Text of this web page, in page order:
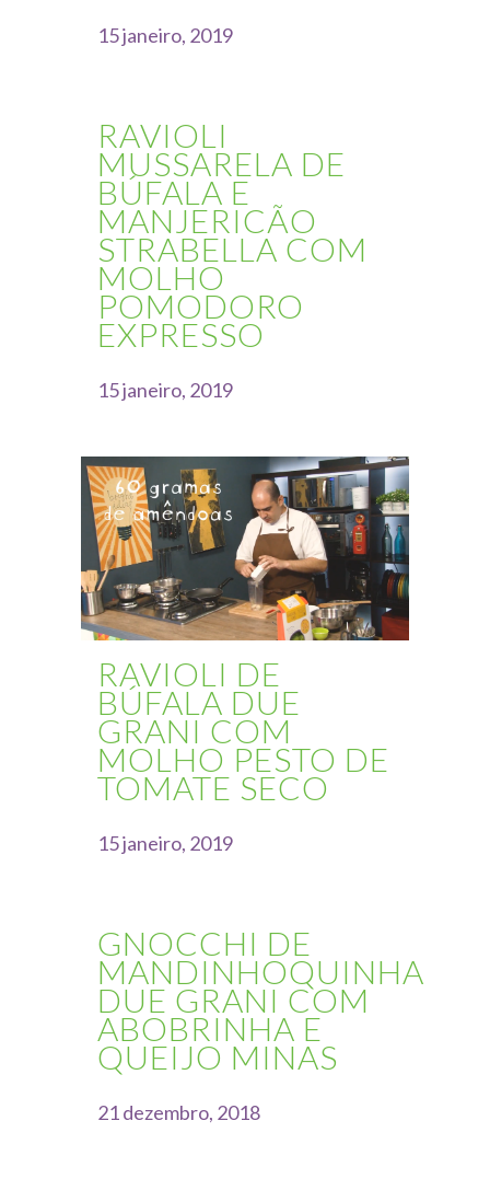
15 janeiro, 2019
RAVIOLI
MUSSARELA DE
BÚFALA E
MANJERICÃO
STRABELLA COM
MOLHO
POMODORO
EXPRESSO
15 janeiro, 2019
RAVIOLI DE
BÚFALA DUE
GRANI COM
MOLHO PESTO DE
TOMATE SECO
15 janeiro, 2019
GNOCCHI DE
MANDINHOQUINHA
DUE GRANI COM
ABOBRINHA E
QUEIJO MINAS
21 dezembro, 2018